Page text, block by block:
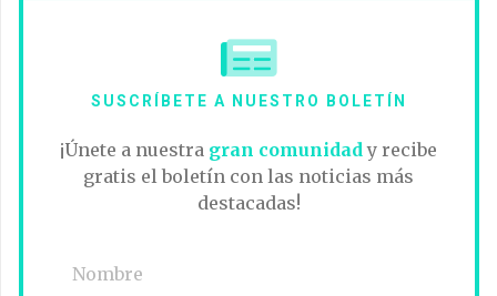
SUSCRÍBETE A NUESTRO BOLETÍN
¡Únete a nuestra gran comunidad y recibe
gratis el boletín con las noticias más
destacadas!